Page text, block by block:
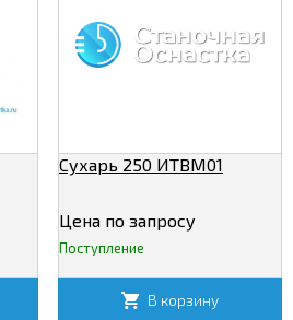
Сухарь 250 ИТВМ01
Цена по запросу
Поступление
В корзину